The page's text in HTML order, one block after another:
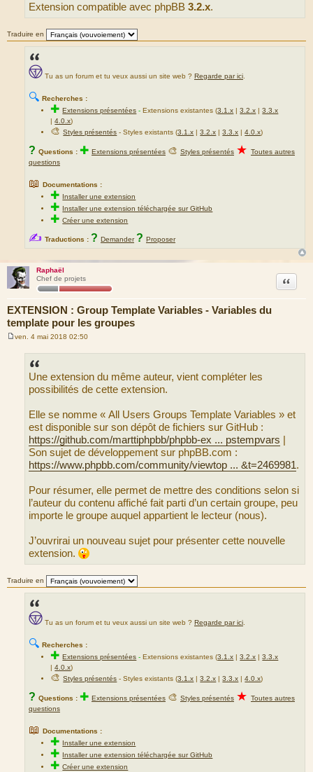
Extension compatible avec phpBB 3.2.x.
Traduire en
Tu as un forum et tu veux aussi un site web ? Regarde par ici.
🔍 Recherches :
✚Extensions présentées -Extensions existantes (3.1.x |3.2.x |3.3.x
|4.0.x)
🎨Styles présentés - Styles existants (3.1.x |3.2.x |3.3.x |4.0.x)
? Questions : ✚ Extensions présentées 🎨 Styles présentés ★ Toutes autres
questions
📖 Documentations :
✚ Installer une extension
✚ Installer une extension téléchargée sur GitHub
✚Créer une extension
✍ Traductions : ? Demander ? Proposer
Raphaël
Chef de projets
EXTENSION : Group Template Variables - Variables du
template pour les groupes
Citation
ven. 4 mai 2018 02:50
Une extension du même auteur, vient compléter les
possibilités de cette extension.
Elle se nomme « All Users Groups Template Variables » et
est disponible sur son dépôt de fichiers sur GitHub :
https://github.com/marttiphpbb/phpbb-ex ... pstempvars
Son sujet de développement sur phpBB.com :
https://www.phpbb.com/community/viewtop ... &t=2469981.
Pour résumer, elle permet de mettre des conditions selon si
l’auteur du contenu affiché fait parti d’un certain groupe, peu
importe le groupe auquel appartient le lecteur (nous).
J’ouvrirai un nouveau sujet pour présenter cette nouvelle
extension.
Traduire en
Tu as un forum et tu veux aussi un site web ? Regarde par ici
🔍 Recherches :
✚Extensions présentées -Extensions existantes (3.1.x |3.2.x |3.3.x
|4.0.x)
🎨Styles présentés - Styles existants (3.1.x |3.2.x |3.3.x |4.0.x)
? Questions : ✚ Extensions présentées 🎨 Styles présentés ★ Toutes autres
questions
📖 Documentations :
✚ Installer une extension
✚ Installer une extension téléchargée sur GitHub
✚Créer une extension